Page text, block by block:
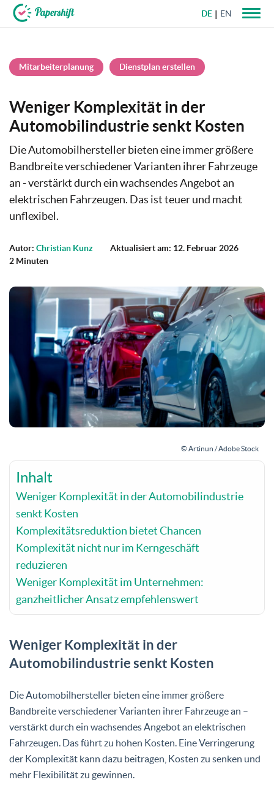
DE EN
Mitarbeiterplanung Dienstplan erstellen
Weniger Komplexität in der
Automobilindustrie senkt Kosten
Die Automobilhersteller bieten eine immer größere
Bandbreite verschiedener Varianten ihrer Fahrzeuge
an - verstärkt durch ein wachsendes Angebot an
elektrischen Fahrzeugen. Das ist teuer und macht
unflexibel.
Autor: Christian Kunz
Aktualisiert am: 12. Februar 2026
2 Minuten
© Artinun / Adobe Stock
Inhalt
Weniger Komplexität in der Automobilindustrie
senkt Kosten
Komplexitätsreduktion bietet Chancen
Komplexität nicht nur im Kerngeschäft
reduzieren
Weniger Komplexität im Unternehmen:
ganzheitlicher Ansatz empfehlenswert
Weniger Komplexität in der
Automobilindustrie senkt Kosten
Die Automobilhersteller bieten eine immer größere
Bandbreite verschiedener Varianten ihrer Fahrzeuge an –
verstärkt durch ein wachsendes Angebot an elektrischen
Fahrzeugen. Das führt zu hohen Kosten. Eine Verringerung
der Komplexität kann dazu beitragen, Kosten zu senken und
mehr Flexibilität zu gewinnen.